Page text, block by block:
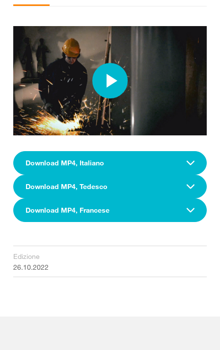
Download MP4, Italiano
Download MP4, Tedesco
Download MP4, Francese
Edizione
26.10.2022